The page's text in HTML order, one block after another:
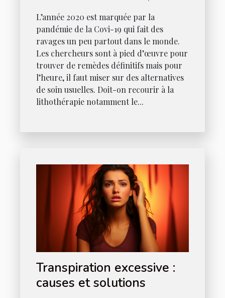
L’année 2020 est marquée par la
pandémie de la Covi-19 qui fait des
ravages un peu partout dans le monde.
Les chercheurs sont à pied d’œuvre pour
trouver de remèdes définitifs mais pour
l’heure, il faut miser sur des alternatives
de soin usuelles. Doit-on recourir à la
lithothérapie notamment le...
Transpiration excessive :
causes et solutions